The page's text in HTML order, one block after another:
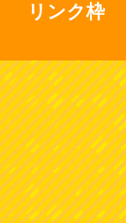
リンク枠